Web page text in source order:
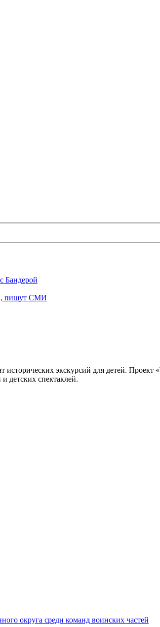
Бандерой
пишут СМИ
экскурсий для детей.
детских спектаклей.
округа среди команд воинских частей